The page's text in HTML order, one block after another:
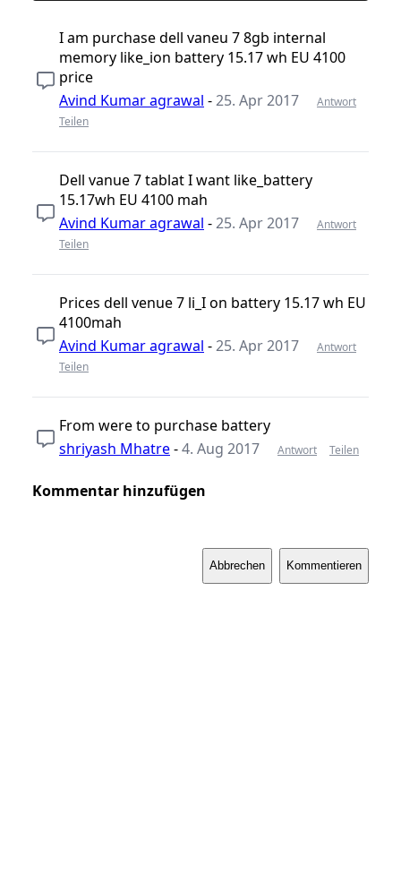
I am purchase dell vaneu 7 8gb internal
memory like_ion battery 15.17 wh EU 4100
price
Avind Kumar agrawal -25. Apr 2017
Antwort
Teilen
Dell vanue 7 tablat I want like_battery
15.17wh EU 4100 mah
Avind Kumar agrawal -25. Apr 2017
Antwort
Teilen
Prices dell venue 7 li_I on battery 15.17 wh EU
4100mah
Avind Kumar agrawal -25. Apr 2017
Antwort
Teilen
From were to purchase battery
shriyash Mhatre-4. Aug 2017 Antwort Teilen
Kommentar hinzufügen
Abbrechen Kommentieren